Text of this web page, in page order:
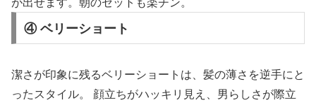
④ ベリーショート
潔さが印象に残るベリーショートは、髪の薄さを逆手にと
ったスタイル。 顔立ちがハッキリ見え、男らしさが際立